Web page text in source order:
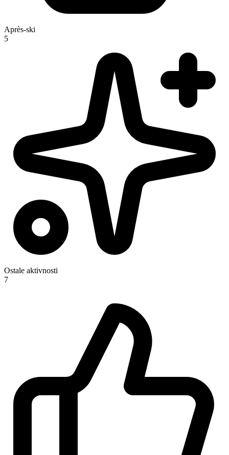
Après-ski
5
Ostale aktivnosti
7